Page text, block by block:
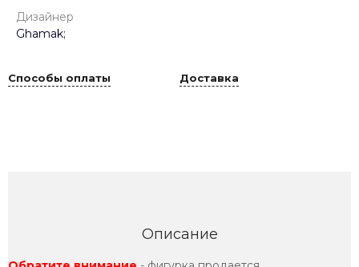
Дизайнер
Ghamak;
Способы оплаты Доставка
Описание